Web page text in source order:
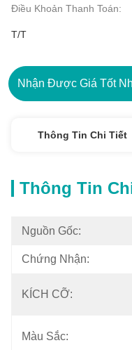
Điều Khoản Thanh Toán:
T/T
Nhận Được Giá Tốt
Thông Tin Chi Tiết
Thông Tin
Nguồn Gốc:
Chứng Nhận:
KÍCH CỠ:
Màu Sắc: